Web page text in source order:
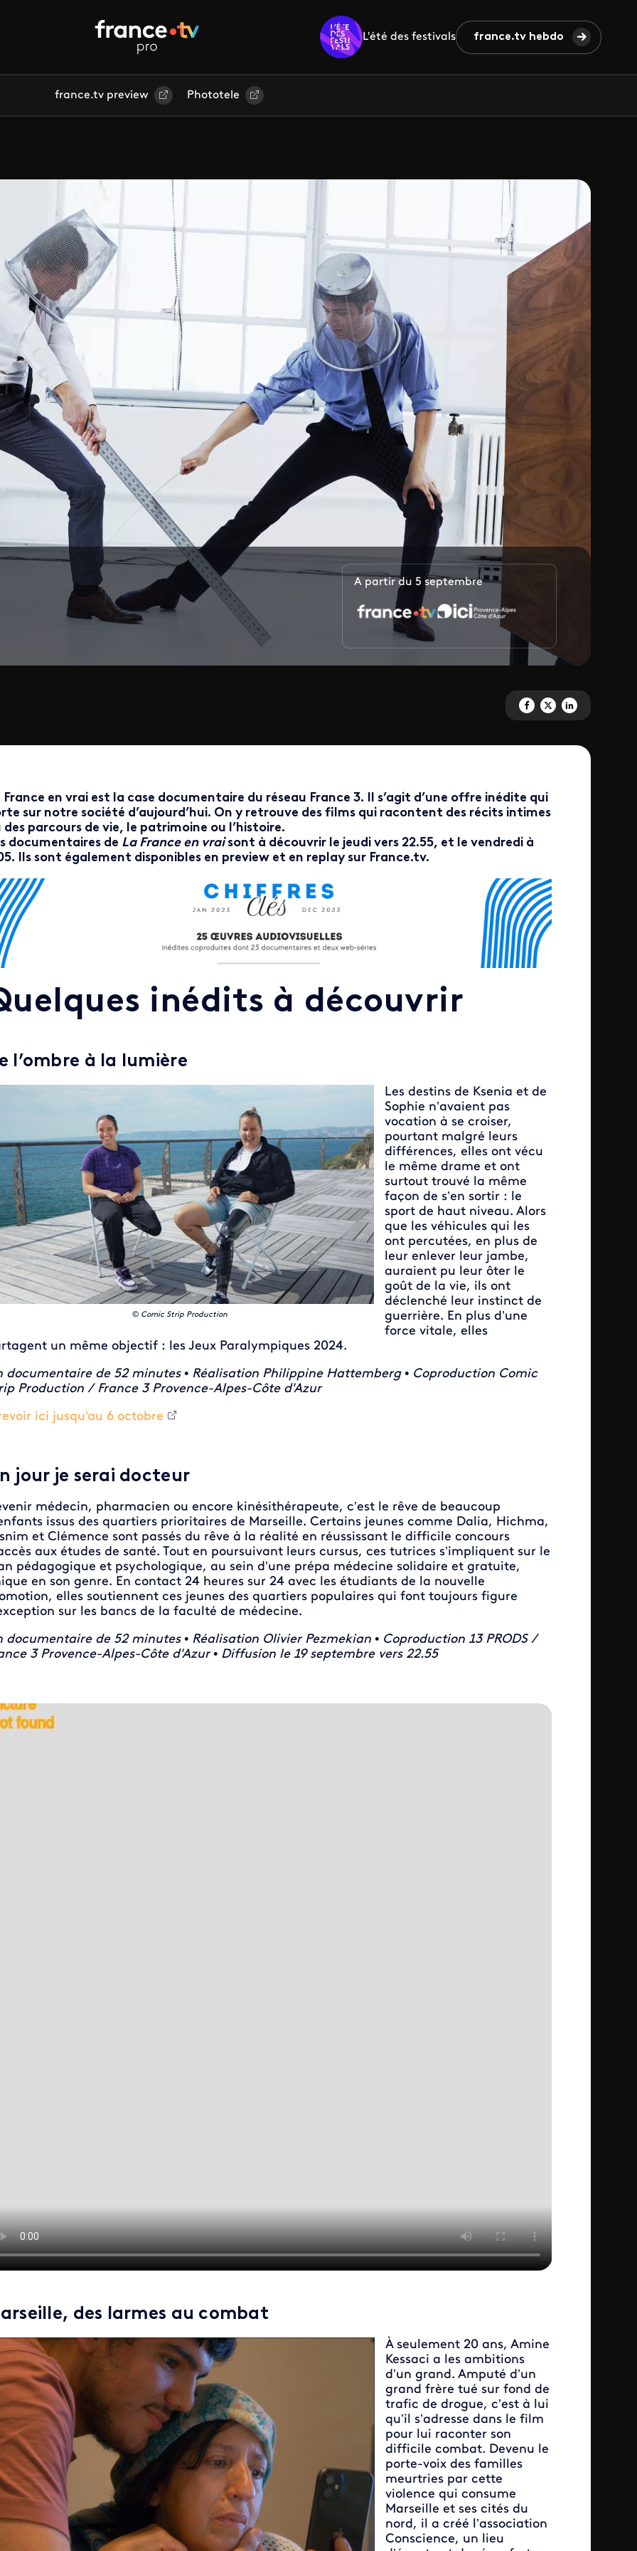
L'été des festivals france.tv hebdo
france.tv preview Phototele
A partir du 5 septembre
Partagez 'Documentaires' sur
PartagezPartagez
France en vrai est la case documentaire du réseau France 3. Il s’agit d’une offre inédite qui
sur notre société d’aujourd’hui. On y retrouve des films qui racontent des récits intimes
des parcours de vie, le patrimoine ou l’histoire.
documentaires de La France en vraisont à découvrir le jeudi vers 22.55, et le vendredi à
Ils sont également disponibles en preview et en replay sur France.tv.
inédits à découvrir
l’ombre à la lumière
© Comic Strip Production
Les destins de Ksenia et de
Sophie n’avaient pas
vocation à se croiser,
pourtant malgré leurs
différences, elles ont vécu
le même drame et ont
surtout trouvé la même
façon de s’en sortir : le
sport de haut niveau. Alors
que les véhicules qui les
ont percutées, en plus de
leur enlever leur jambe,
auraient pu leur ôter le
goût de la vie, ils ont
déclenché leur instinct de
guerrière. En plus d’une
force vitale, elles
un même objectif : les Jeux Paralympiques 2024.
documentaire de 52 minutes • Réalisation Philippine Hattemberg • Coproduction Comic
Production / France 3 Provence-Alpes-Côte d'Azur
ici jusqu'au 6 octobre
jour je serai docteur
médecin, pharmacien ou encore kinésithérapeute, c’est le rêve de beaucoup
issus des quartiers prioritaires de Marseille. Certains jeunes comme Dalia, Hichma,
et Clémence sont passés du rêve à la réalité en réussissant le difficile concours
aux études de santé. Tout en poursuivant leurs cursus, ces tutrices s’impliquent sur le
pédagogique et psychologique, au sein d’une prépa médecine solidaire et gratuite,
en son genre. En contact 24 heures sur 24 avec les étudiants de la nouvelle
elles soutiennent ces jeunes des quartiers populaires qui font toujours figure
sur les bancs de la faculté de médecine.
documentaire de 52 minutes • Réalisation Olivier Pezmekian • Coproduction 13 PRODS /
3 Provence-Alpes-Côte d'Azur • Diffusion le 19 septembre vers 22.55
la video FTV Preview
des larmes au combat
À seulement 20 ans, Amine
Kessaci a les ambitions
d’un grand. Amputé d’un
grand frère tué sur fond de
trafic de drogue, c’est à lui
qu’il s’adresse dans le film
pour lui raconter son
difficile combat. Devenu le
porte-voix des familles
meurtries par cette
violence qui consume
Marseille et ses cités du
nord, il a créé l’association
Conscience, un lieu